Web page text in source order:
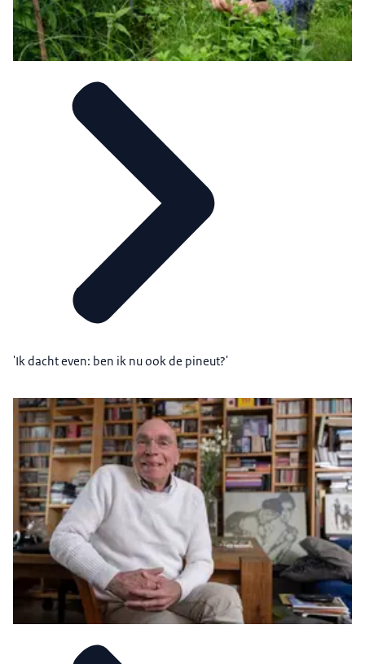
'Ik dacht even: ben ik nu ook de pineut?'